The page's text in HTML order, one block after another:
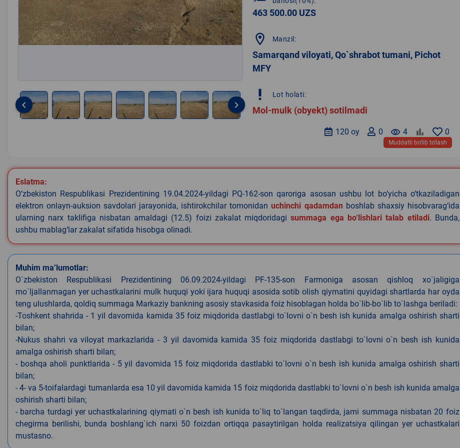
keyboard_arrow_left keyboard_arrow_right
463 500.00 UZS
location_on Manzil:
Samarqand viloyati, Qo`shrabot tumani, Pichot
MFY
priority_high Lot holati:
Mol-mulk (obyekt) sotilmadi
0
remove_red_eye 4
0
120 oy
Muddatli bo‘lib to‘lash
Eslatma:
O‘zbekiston Respublikasi Prezidentining 19.04.2024-yildagi PQ-162-son qaroriga asosan ushbu lot bo‘yicha o‘tkaziladigan
elektron onlayn-auksion savdolari jarayonida, ishtirokchilar tomonidanuchinchi qadamdan boshlab shaxsiy hisobvarag‘ida
ularning narx taklifiga nisbatan amaldagi (12.5) foizi zakalat miqdoridagisummaga ega bo‘lishlari talab etiladi. Bunda,
ushbu mablag‘lar zakalat sifatida hisobga olinadi.
Muhim ma’lumotlar:
O`zbekiston Respublikasi Prezidentining 06.09.2024-yildagi PF-135-son Farmoniga asosan qishloq xo`jaligiga
mo`ljallanmagan yer uchastkalarini mulk huquqi yoki ijara huquqi asosida sotib olish qiymatini quyidagi shartlarda har oyda
teng ulushlarda, qoldiq summaga Markaziy bankning asosiy stavkasida foiz hisoblagan holda bo`lib-bo`lib to`lashga beriladi:
-Toshkent shahrida - 1 yil davomida kamida 35 foiz miqdorida dastlabgi to`lovni o`n besh ish kunida amalga oshirish sharti
bilan;
-Nukus shahri va viloyat markazlarida - 3 yil davomida kamida 35 foiz miqdorida dastlabgi to`lovni o`n besh ish kunida
amalga oshirish sharti bilan;
- boshqa aholi punktlarida - 5 yil davomida 15 foiz miqdorida dastlabki to`lovni o`n besh ish kunida amalga oshirish sharti
bilan;
- 4- va 5-toifalardagi tumanlarda esa 10 yil davomida kamida 15 foiz miqdorida dastlabki to`lovni o`n besh ish kunida amalga
oshirish sharti bilan;
- barcha turdagi yer uchastkalarining qiymati o`n besh ish kunida to`liq to`langan taqdirda, jami summaga nisbatan 20 foiz
chegirma berilishi, bunda boshlang`ich narxi 50 foizdan ortiqqa pasaytirilgan holda realizatsiya qilingan yer uchastkalari
mustasno.